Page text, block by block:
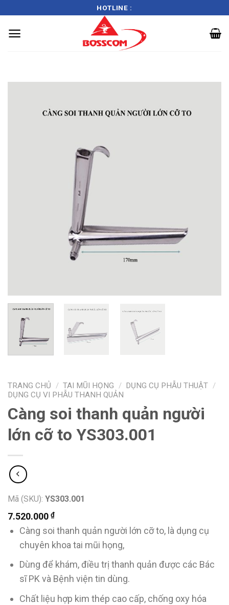
HOTLINE :
TRANG CHỦ / TAI MŨI HỌNG / DỤNG CỤ PHẪU THUẬT /
DỤNG CỤ VI PHẪU THANH QUẢN
Càng soi thanh quản người
lớn cỡ to YS303.001
Mã (SKU): YS303.001
7.520.000 ₫
Càng soi thanh quản người lớn cỡ to, là dụng cụ
chuyên khoa tai mũi họng,
Dùng để khám, điều trị thanh quản được các Bác
sĩ PK và Bệnh viện tin dùng.
Chất liệu hợp kim thép cao cấp, chống oxy hóa